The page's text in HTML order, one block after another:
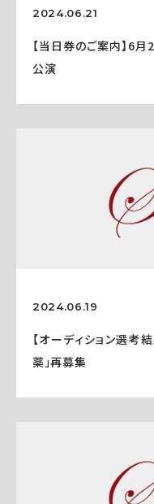
2024.06.21
【当日券のご案内】6月
公演
2024.06.19
【オーディション選考
薬」再募集